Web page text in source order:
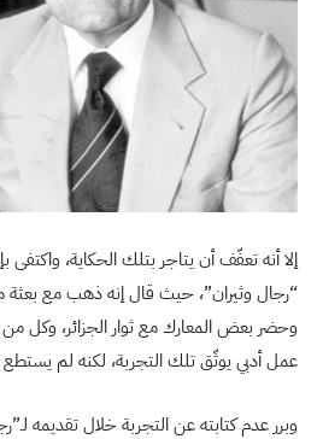
إلا أنه تعفّف أن يتاجر بتلك الحكاية، واكتفى
“رجال وثيران”، حيث قال إنه ذهب مع بعثة
وحضر بعض المعارك مع ثوار الجزائر، وكل من
عمل أدبي يوثّق تلك التجربة، لكنه لم يستطع
وبرر عدم كتابته عن التجربة خلال تقديمه